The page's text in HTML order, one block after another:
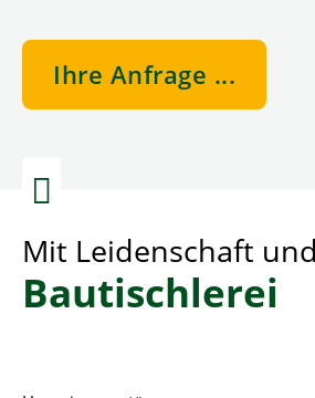
Ihre Anfrage ...
Zurück
Bautischlerei
Mit Leidenschaft